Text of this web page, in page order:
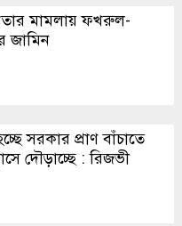
মামলায় ফখরুল-
জামিন
সরকার প্রাণ বাঁচাতে
দৌড়াচ্ছে : রিজভী